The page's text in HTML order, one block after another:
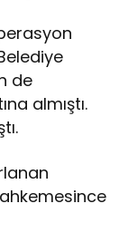
de
almıştı.